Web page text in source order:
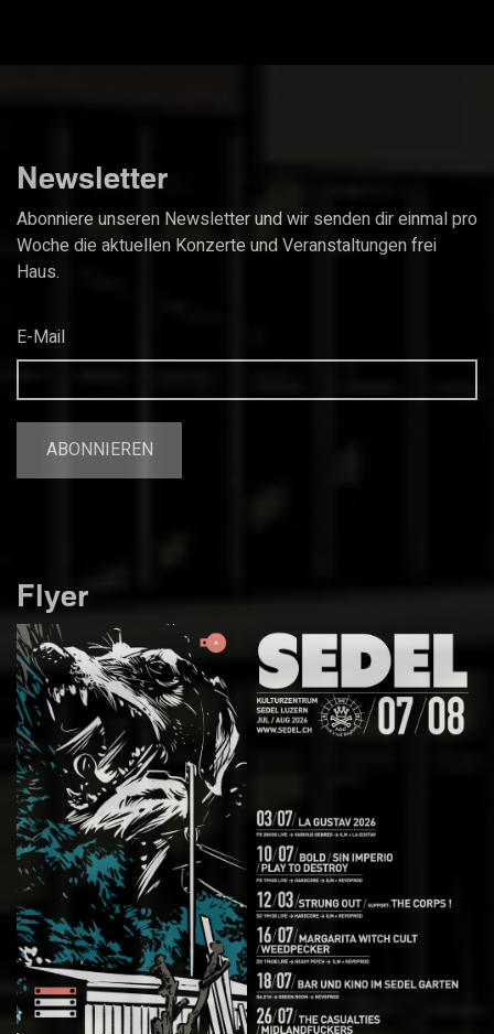
Newsletter
Abonniere unseren Newsletter und wir senden dir einmal pro
Woche die aktuellen Konzerte und Veranstaltungen frei
Haus.
E-Mail
Flyer